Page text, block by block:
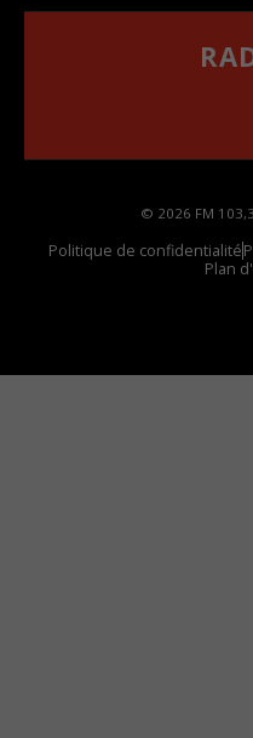
© 2026 FM
Politique de confidentialité
Plan